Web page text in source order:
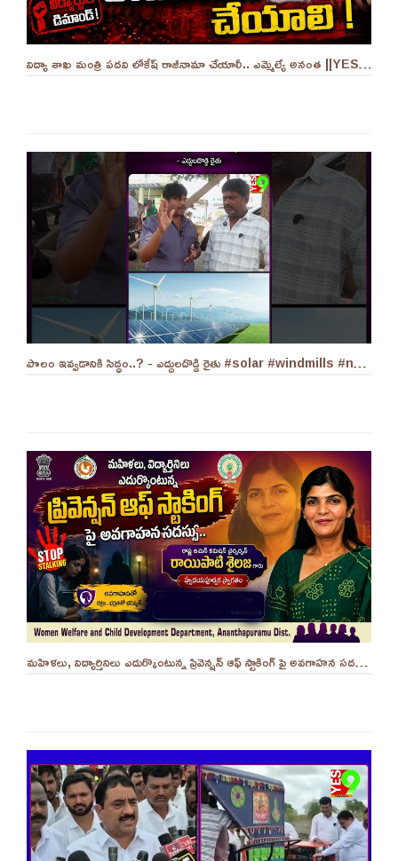
విద్యా శాఖ మంత్రి పదవి లోకేష్ రాజీనామా చేయాలీ.. ఎమ్మెల్యే అనంత ||YES 9TV
పొలం ఇవ్వడానికి సిద్ధం..? - ఎద్దులదొడ్డి రైతు #solar #windmills #naralokesh #solarenergy
మహిళలు, విద్యార్తినిలు ఎదుర్కొంటున్న ప్రివెన్షన్ ఆఫ్ స్టాకింగ్ పై అవగాహన సదస్సు.. - ||YES 9TV